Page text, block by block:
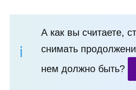
А как вы считаете,
снимать
нем должно быть?